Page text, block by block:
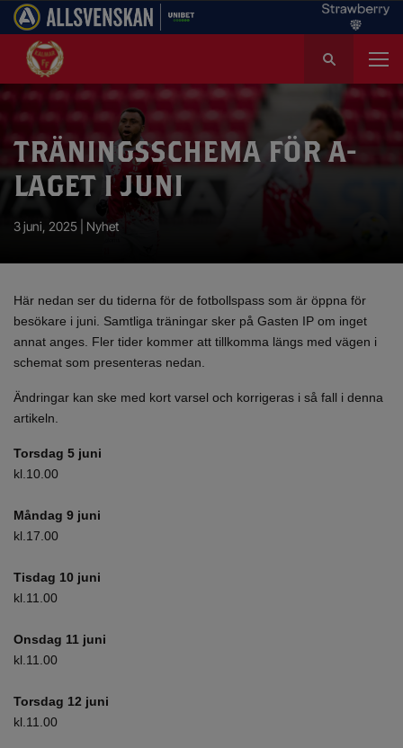
k
t
e
TRÄNINGSSCHEMA FÖR A-
LAGET I JUNI
3 juni, 2025 | Nyhet
Här nedan ser du tiderna för de fotbollspass som är öppna för
besökare i juni. Samtliga träningar sker på Gasten IP om inget
annat anges. Fler tider kommer att tillkomma längs med vägen i
schemat som presenteras nedan.
Ändringar kan ske med kort varsel och korrigeras i så fall i denna
artikeln.
Torsdag 5 juni
kl.10.00
Måndag 9 juni
kl.17.00
Tisdag 10 juni
kl.11.00
Onsdag 11 juni
kl.11.00
Torsdag 12 juni
kl.11.00